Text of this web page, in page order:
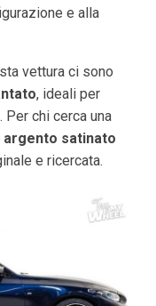
e alla
vettura ci sono
, ideali per
chi cerca una
argento satinato
e ricercata.